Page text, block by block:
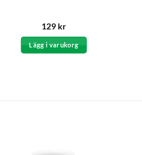
129 kr
Lägg i varukorg